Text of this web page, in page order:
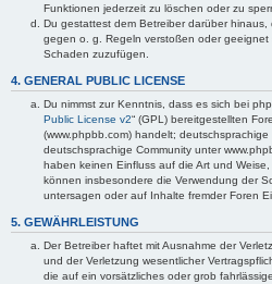
Funktionen jederzeit zu löschen oder zu
Du gestattest dem Betreiber darüber
gegen o. g. Regeln verstoßen oder
Schaden zuzufügen.
4. GENERAL PUBLIC LICENSE
Du nimmst zur Kenntnis, dass es sich bei
Public License v2“ (GPL) bereitgestellten
(www.phpbb.com) handelt;
deutschsprachige Community unter
haben keinen Einfluss auf die Art und
können insbesondere die Verwendung der
untersagen oder auf Inhalte fremder Foren
5. GEWÄHRLEISTUNG
Der Betreiber haftet mit Ausnahme der
und der Verletzung wesentlicher
die auf ein vorsätzliches oder grob